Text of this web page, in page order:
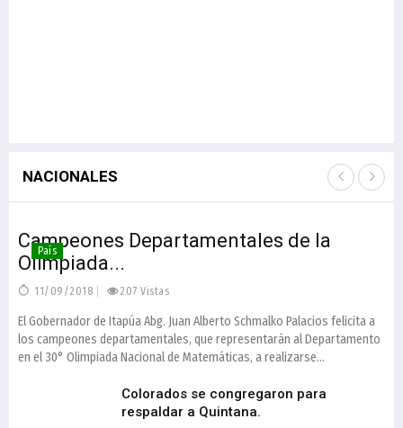
NACIONALES
País
Campeones Departamentales de la
Olimpiada...
11/09/2018 207 Vistas
El Gobernador de Itapúa Abg. Juan Alberto Schmalko Palacios felicita a
los campeones departamentales, que representarán al Departamento
en el 30° Olimpiada Nacional de Matemáticas, a realizarse...
Colorados se congregaron para
respaldar a Quintana.